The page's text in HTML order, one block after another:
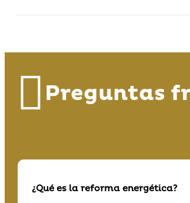
Preguntas
¿Qué es la reforma energética?